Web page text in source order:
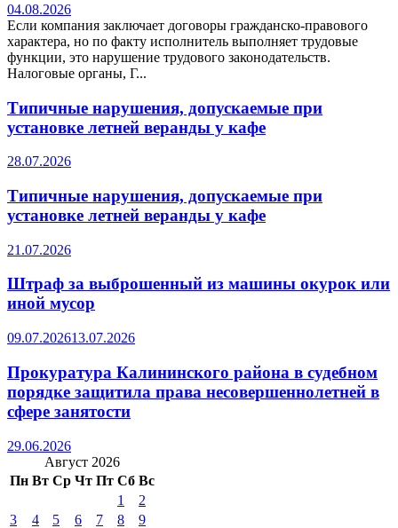
04.08.2026
Если компания заключает договоры гражданско-правового
характера, но по факту исполнитель выполняет трудовые
функции, это нарушение трудового законодательств.
Налоговые органы, Г...
Типичные нарушения, допускаемые при
установке летней веранды у кафе
28.07.2026
Типичные нарушения, допускаемые при
установке летней веранды у кафе
21.07.2026
Штраф за выброшенный из машины окурок или
иной мусор
09.07.202613.07.2026
Прокуратура Калининского района в судебном
порядке защитила права несовершеннолетней в
сфере занятости
29.06.2026
Август 2026
Пн Вт Ср Чт Пт Сб Вс
1
2
3
4 5 6 7 8
9